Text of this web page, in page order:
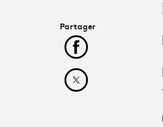
Partager
Partager cet
Partager cet